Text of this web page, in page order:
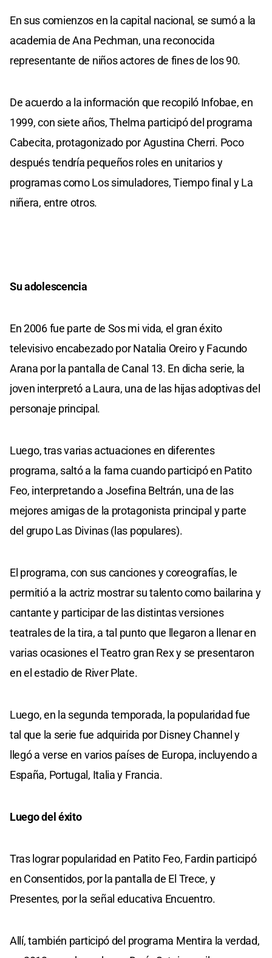
En sus comienzos en la capital nacional, se sumó a la
academia de Ana Pechman, una reconocida
representante de niños actores de fines de los 90.
De acuerdo a la información que recopiló Infobae, en
1999, con siete años, Thelma participó del programa
Cabecita, protagonizado por Agustina Cherri. Poco
después tendría pequeños roles en unitarios y
programas como Los simuladores, Tiempo final y La
niñera, entre otros.
Su adolescencia
En 2006 fue parte de Sos mi vida, el gran éxito
televisivo encabezado por Natalia Oreiro y Facundo
Arana por la pantalla de Canal 13. En dicha serie, la
joven interpretó a Laura, una de las hijas adoptivas del
personaje principal.
Luego, tras varias actuaciones en diferentes
programa, saltó a la fama cuando participó en Patito
Feo, interpretando a Josefina Beltrán, una de las
mejores amigas de la protagonista principal y parte
del grupo Las Divinas (las populares).
El programa, con sus canciones y coreografías, le
permitió a la actriz mostrar su talento como bailarina y
cantante y participar de las distintas versiones
teatrales de la tira, a tal punto que llegaron a llenar en
varias ocasiones el Teatro gran Rex y se presentaron
en el estadio de River Plate.
Luego, en la segunda temporada, la popularidad fue
tal que la serie fue adquirida por Disney Channel y
llegó a verse en varios países de Europa, incluyendo a
España, Portugal, Italia y Francia.
Luego del éxito
Tras lograr popularidad en Patito Feo, Fardin participó
en Consentidos, por la pantalla de El Trece, y
Presentes, por la señal educativa Encuentro.
Allí, también participó del programa Mentira la verdad,